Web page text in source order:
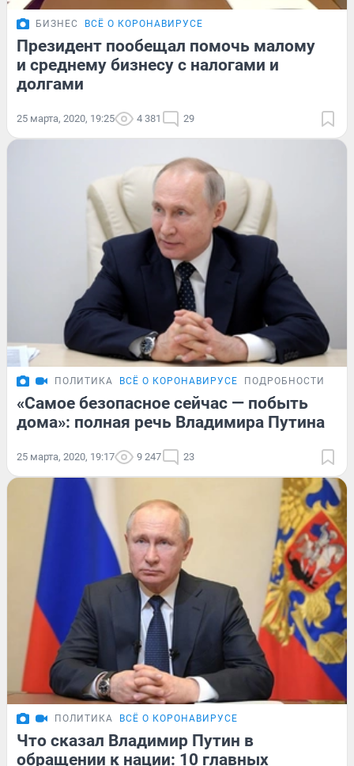
БИЗНЕС ВСЁ О КОРОНАВИРУСЕ
Президент пообещал помочь малому
и среднему бизнесу с налогами и
долгами
25 марта, 2020, 19:25 4 381 29
ПОЛИТИКА ВСЁ О КОРОНАВИРУСЕ ПОДРОБНОСТИ
«Самое безопасное сейчас — побыть
дома»: полная речь Владимира Путина
25 марта, 2020, 19:17 9 247 23
ПОЛИТИКА ВСЁ О КОРОНАВИРУСЕ
Что сказал Владимир Путин в
обращении к нации: 10 главных